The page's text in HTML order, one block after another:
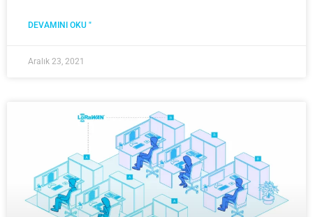
DEVAMINI OKU "
Aralık 23, 2021